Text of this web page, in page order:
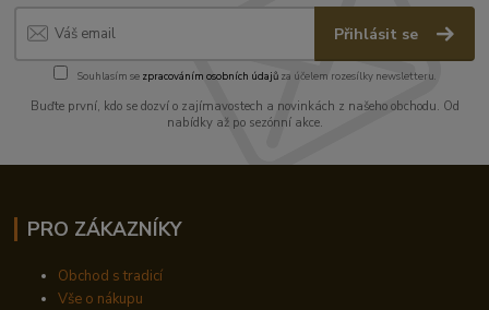
Přihlásit se
Souhlasím se zpracováním osobních údajůza účelem rozesílky newsletteru.
Buďte první, kdo se dozví o zajímavostech a novinkách z našeho obchodu. Od
nabídky až po sezónní akce.
PRO ZÁKAZNÍKY
Obchod s tradicí
Vše o nákupu